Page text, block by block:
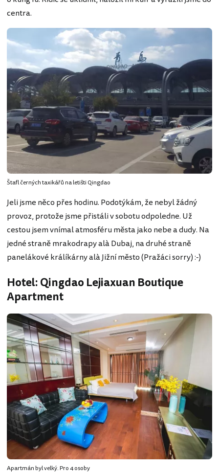
centra.
Štafl černých taxikářů na letišti Qingdao
Jeli jsme něco přes hodinu. Podotýkám, že nebyl žádný
provoz, protože jsme přistáli v sobotu odpoledne. Už
cestou jsem vnímal atmosféru města jako nebe a dudy. Na
jedné straně mrakodrapy alà Dubaj, na druhé straně
panelákové králíkárny alà Jižní město (Pražáci sorry) :-)
Hotel: Qingdao Lejiaxuan Boutique
Apartment
Apartmán byl velký. Pro 4 osoby